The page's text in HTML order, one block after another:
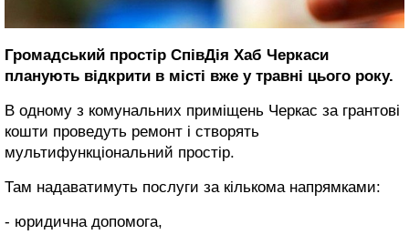
Громадський простір СпівДія Хаб Черкаси
планують відкрити в місті вже у травні цього року.
В одному з комунальних приміщень Черкас за грантові
кошти проведуть ремонт і створять
мультифункціональний простір.
Там надаватимуть послуги за кількома напрямками:
- юридична допомога,